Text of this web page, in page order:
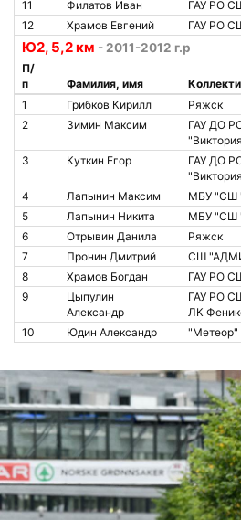
11 Филатов Иван ГАУ РО
12
Храмов Евгений ГАУ РО
Ю2, 5,2 км - 2011-2012 г.р
П/
п
Фамилия, имя
1
Грибков Кирилл Ряжск
2
Зимин Максим
ГАУ ДО
"Виктория
3 Куткин Егор
ГАУ ДО
"Виктория
4 Лапынин Максим МБУ "СШ
5
Лапынин Никита МБУ "СШ
6
Отрывин Данила Ряжск
7
Пронин Дмитрий СШ
8
Храмов Богдан ГАУ РО
9
Цыпулин
Александр
ГАУ РО
ЛК
10 Юдин Александр